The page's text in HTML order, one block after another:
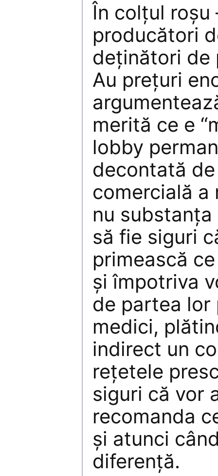
În colţul roşu
producători
deţinători de
Au preţuri
merită ce e
lobby
decontată
comercială a
nu
să fie siguri
primească
şi împotriva
de partea
medici,
indirect un
reţetele
siguri că vor
recomanda
şi atunci
diferenţă.